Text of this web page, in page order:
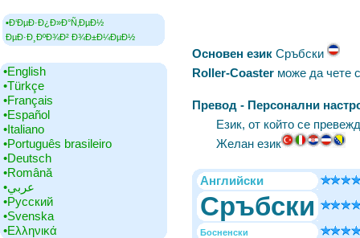
▪Ð‘ÐµÐ·Ð¿Ð»Ð°Ñ‚ÐµÐ½
ÐµÐ·Ð¸ÐºÐ¾Ð² Ð¾Ð±Ð¼ÐµÐ½
•‎English
•‎Türkçe
•‎Français
•‎Español
•‎Italiano
•‎Português brasileiro
•‎Deutsch
•‎Română
•‎عربي
•‎Русский
•‎Svenska
•‎Ελληνικά
Основен език ‎Сръбски
Roller-Coaster може да чете
Превод - Персонални
Език, от който се
Желан език
Английски
Сръбски
Босненски